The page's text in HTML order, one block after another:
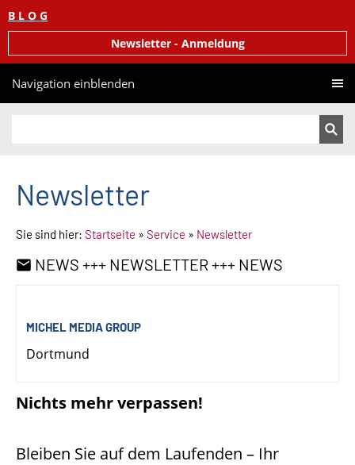
B L O G
Newsletter - Anmeldung
Navigation einblenden
Newsletter
Sie sind hier: Startseite » Service » Newsletter
NEWS +++ NEWSLETTER +++ NEWS
MICHEL MEDIA GROUP
Dortmund
Nichts mehr verpassen!
Bleiben Sie auf dem Laufenden – Ihr